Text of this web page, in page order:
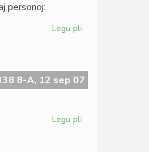
personoj:
Legu pli
Burundio:
dua
8-A, 12 sep 07
Legu pli